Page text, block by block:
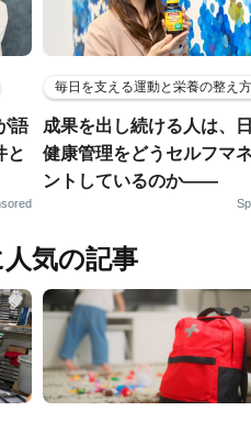
語
と
毎日を支える運動と栄養の整え方
成果を出し続ける人は、
健康管理をどうセルフマ
ントしているのか——
気の記事